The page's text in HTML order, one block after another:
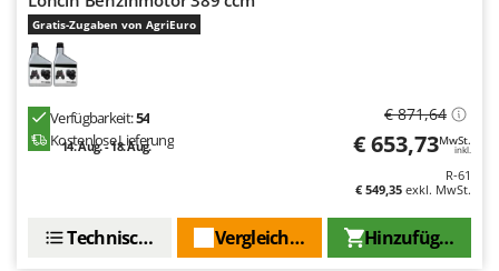
Troy-Bilt
U
Udor
Unger
Gratis-Zugaben von AgriEuro
Verfügbarkeit:54
Kostenlose Lieferung
14. Aug. - 18. Aug.
€ 871,64
€ 653,73MwSt.
inkl.
R-61
€ 549,35 exkl. MwSt.
Hinzufügen
Vergleichen Sie
Technische Daten